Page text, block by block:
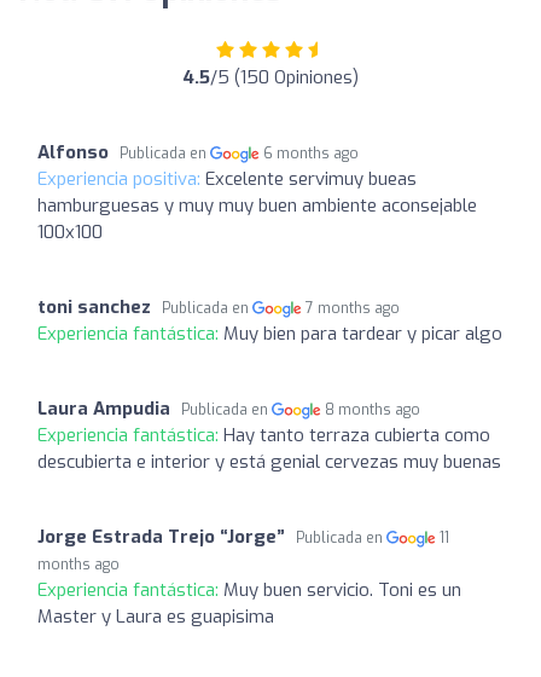
4.5/5 (150 Opiniones)
Alfonso Publicada en 6 months ago
Experiencia positiva: Excelente servimuy bueas
hamburguesas y muy muy buen ambiente aconsejable
100x100
toni sanchez Publicada en 7 months ago
Experiencia fantástica: Muy bien para tardear y picar algo
Laura Ampudia Publicada en 8 months ago
Experiencia fantástica: Hay tanto terraza cubierta como
descubierta e interior y está genial cervezas muy buenas
Jorge Estrada Trejo “Jorge” Publicada en
11
months ago
Experiencia fantástica: Muy buen servicio. Toni es un
Master y Laura es guapisima